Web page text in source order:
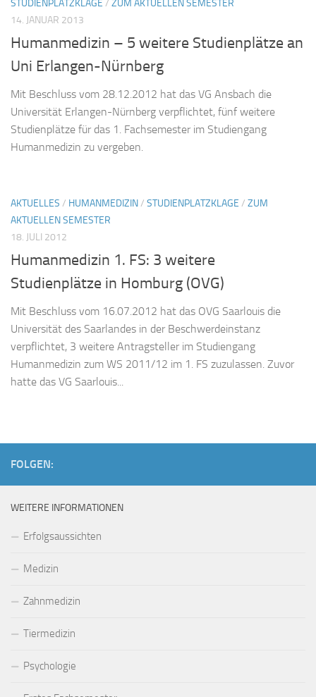
STUDIENPLATZKLAGE / ZUM AKTUELLEN SEMESTER
14. JANUAR 2013
Humanmedizin – 5 weitere Studienplätze an
Uni Erlangen-Nürnberg
Mit Beschluss vom 28.12.2012 hat das VG Ansbach die
Universität Erlangen-Nürnberg verpflichtet, fünf weitere
Studienplätze für das 1. Fachsemester im Studiengang
Humanmedizin zu vergeben.
AKTUELLES / HUMANMEDIZIN/ STUDIENPLATZKLAGE / ZUM
AKTUELLEN SEMESTER
18. JULI 2012
Humanmedizin 1. FS: 3 weitere
Studienplätze in Homburg (OVG)
Mit Beschluss vom 16.07.2012 hat das OVG Saarlouis die
Universität des Saarlandes in der Beschwerdeinstanz
verpflichtet, 3 weitere Antragsteller im Studiengang
Humanmedizin zum WS 2011/12 im 1. FS zuzulassen. Zuvor
hatte das VG Saarlouis...
FOLGEN:
WEITERE INFORMATIONEN
Erfolgsaussichten
Medizin
Zahnmedizin
Tiermedizin
Psychologie